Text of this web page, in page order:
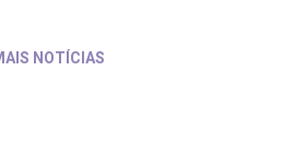
NOTÍCIAS